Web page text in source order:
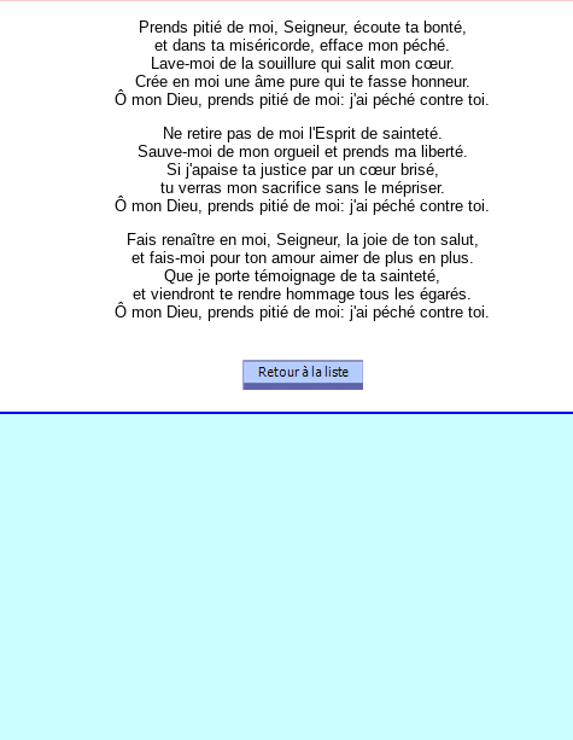
Prends pitié de moi, Seigneur, écoute ta bonté,
et dans ta miséricorde, efface mon péché.
Lave-moi de la souillure qui salit mon cœur.
Crée en moi une âme pure qui te fasse honneur.
Ô mon Dieu, prends pitié de moi: j'ai péché contre toi.
Ne retire pas de moi l'Esprit de sainteté.
Sauve-moi de mon orgueil et prends ma liberté.
Si j'apaise ta justice par un cœur brisé,
tu verras mon sacrifice sans le mépriser.
Ô mon Dieu, prends pitié de moi: j'ai péché contre toi.
Fais renaître en moi, Seigneur, la joie de ton salut,
et fais-moi pour ton amour aimer de plus en plus.
Que je porte témoignage de ta sainteté,
et viendront te rendre hommage tous les égarés.
Ô mon Dieu, prends pitié de moi: j'ai péché contre toi.